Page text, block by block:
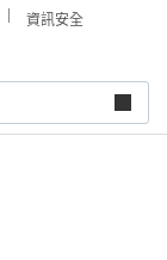
資訊安全